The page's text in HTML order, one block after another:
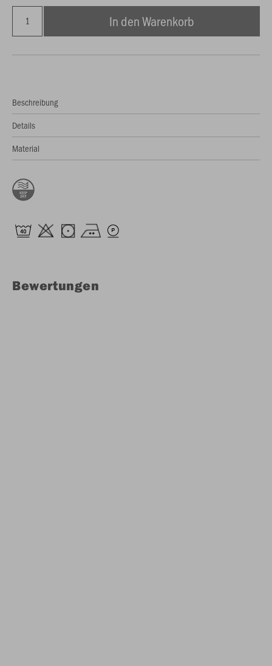
In den Warenkorb
Beschreibung
Details
Material
Bewertungen